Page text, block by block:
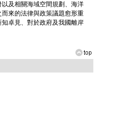
及相關海域空間規劃、海洋
來的法律與政策議題愈形重
卓見、對於政府及我國離岸